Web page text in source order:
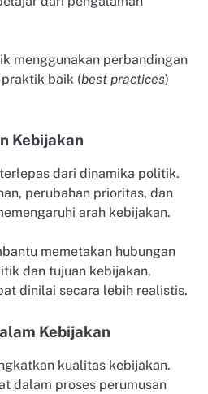
menggunakan perbandingan
baik (best practices)
Kebijakan
dari dinamika politik.
perubahan prioritas, dan
arah kebijakan.
memetakan hubungan
dan tujuan kebijakan,
dinilai secara lebih realistis.
Kebijakan
kualitas kebijakan.
dalam proses perumusan